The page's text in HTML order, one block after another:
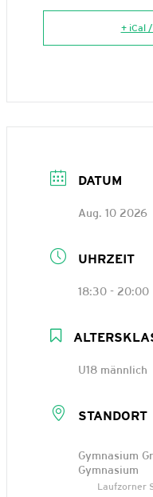
+ iCal
DATUM
Aug. 10 2026
UHRZEIT
18:30 - 20:00
U18 männlich
STANDORT
Gymnasium
Gymnasium
Laufzorner